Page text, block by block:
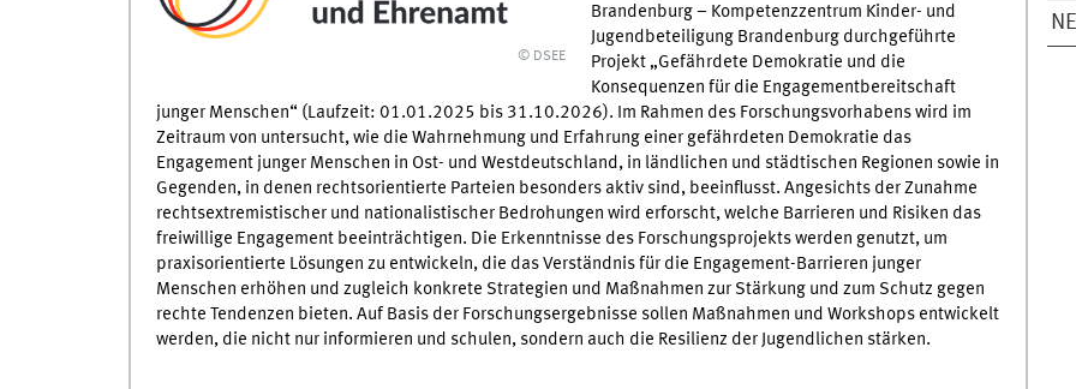
© DSEE
Brandenburg – Kompetenzzentrum Kinder- und
Jugendbeteiligung Brandenburg durchgeführte
Projekt „Gefährdete Demokratie und die
Konsequenzen für die Engagementbereitschaft
junger Menschen“ (Laufzeit: 01.01.2025 bis 31.10.2026). Im Rahmen des Forschungsvorhabens wird im
Zeitraum von untersucht, wie die Wahrnehmung und Erfahrung einer gefährdeten Demokratie das
Engagement junger Menschen in Ost- und Westdeutschland, in ländlichen und städtischen Regionen sowie in
Gegenden, in denen rechtsorientierte Parteien besonders aktiv sind, beeinflusst. Angesichts der Zunahme
rechtsextremistischer und nationalistischer Bedrohungen wird erforscht, welche Barrieren und Risiken das
freiwillige Engagement beeinträchtigen. Die Erkenntnisse des Forschungsprojekts werden genutzt, um
praxisorientierte Lösungen zu entwickeln, die das Verständnis für die Engagement-Barrieren junger
Menschen erhöhen und zugleich konkrete Strategien und Maßnahmen zur Stärkung und zum Schutz gegen
rechte Tendenzen bieten. Auf Basis der Forschungsergebnisse sollen Maßnahmen und Workshops entwickelt
werden, die nicht nur informieren und schulen, sondern auch die Resilienz der Jugendlichen stärken.